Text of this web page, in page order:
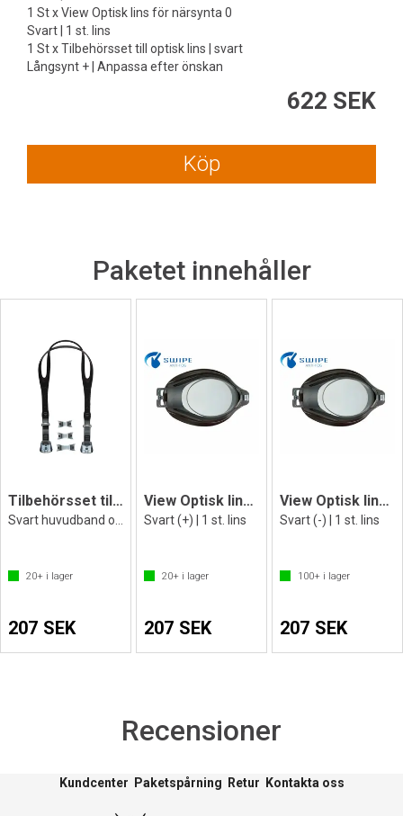
1 St x View Optisk lins för närsynta 0
Svart | 1 st. lins
1 St x Tilbehörsset till optisk lins | svart
Långsynt + | Anpassa efter önskan
622 SEK
Köp
Paketet innehåller
Tilbehörsset till optisk lins | svart
20+ i lager
207 SEK
View Optisk lins för långsynta +
Svart (+) | 1 st. lins
20+ i lager
207 SEK
View Optisk lins för närsynta -
Svart (-) | 1 st. lins
100+ i lager
207 SEK
Recensioner
Kundcenter Paketspårning Retur Kontakta oss